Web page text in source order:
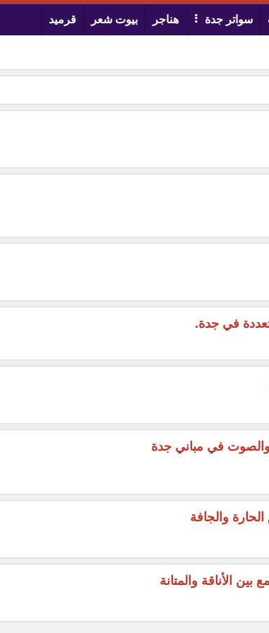
سواتر جدة هناجر بيوت شعر قرميد
في جدة.
والصوت في مباني جدة
والجافة
الأناقة والمتانة